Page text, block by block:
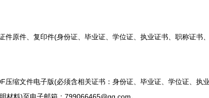
原件、复印件(身份证、毕业证、学位证、执业证书、职称证书
缩文件电子版(必须含相关证书：身份证、毕业证、学位证、执